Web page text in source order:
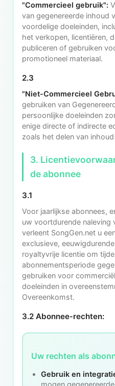
"Commercieel gebruik":
van gegenereerde inhoud
voordelige doeleinden,
het verkopen, licentiëren,
publiceren of gebruiken
promotioneel materiaal.
2.3
"Niet-Commercieel
gebruiken van
persoonlijke doeleinden
enige directe of indirecte
zoals het delen van
3.
de abonnee
3.1
Voor jaarlijkse abonnees,
uw voortdurende naleving
verleent SongGen.net u
exclusieve,
royaltyvrije licentie om
abonnementsperiode
gebruiken voor
doeleinden in
Overeenkomst.
3.2 Abonnee‑rechten:
Uw rechten als
Gebruik en